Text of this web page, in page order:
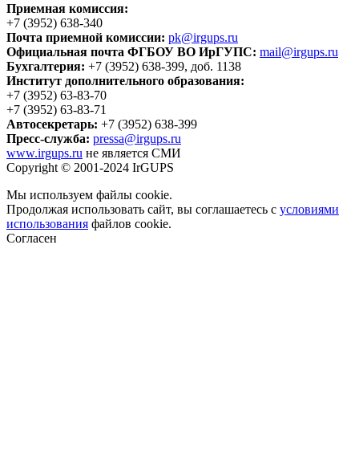
Приемная комиссия:
+7 (3952) 638-340
Почта приемной комиссии: pk@irgups.ru
Официальная почта ФГБОУ ВО ИрГУПС: mail@irgups.ru
Бухгалтерия: +7 (3952) 638-399, доб. 1138
Институт дополнительного образования:
+7 (3952) 63-83-70
+7 (3952) 63-83-71
Автосекретарь: +7 (3952) 638-399
Пресс-служба: pressa@irgups.ru
www.irgups.ru не является СМИ
Copyright © 2001-2024 IrGUPS
Мы используем файлы cookie.
Продолжая использовать сайт, вы соглашаетесь с условиями
использования файлов cookie.
Согласен